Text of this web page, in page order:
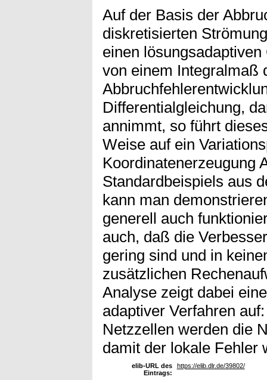
Auf der Basis der
diskretisierten
einen
von einem Integralmaß
Differentialgleichung,
annimmt, so führt
Weise auf ein
Koordinatenerzeugung
Standardbeispiels aus
kann man
generell auch
auch, daß die
gering sind und in
zusätzlichen
Analyse zeigt dabei
adaptiver Verfahren
Netzzellen werden die
damit der lokale Fehler
elib-URL des
Eintrags:
https://elib.dlr.de/39802/